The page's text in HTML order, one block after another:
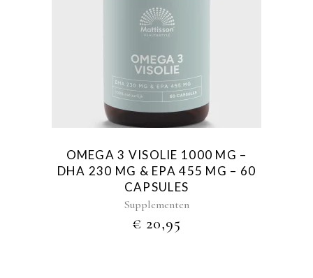
OMEGA 3 VISOLIE 1000 MG –
DHA 230 MG & EPA 455 MG – 60
CAPSULES
Supplementen
€ 20,95